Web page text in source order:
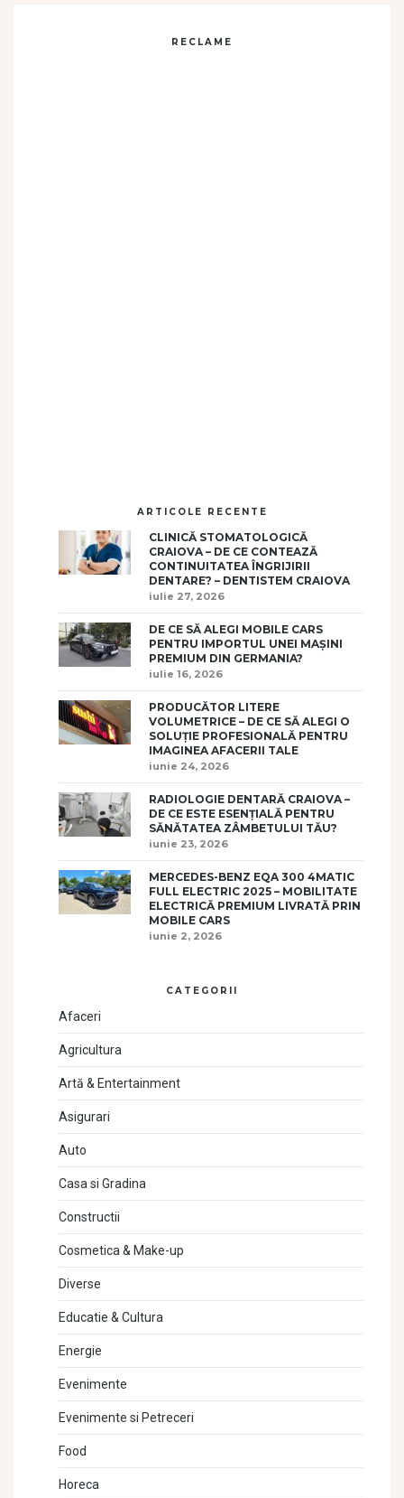
RECLAME
ARTICOLE RECENTE
CLINICĂ STOMATOLOGICĂ
CRAIOVA – DE CE CONTEAZĂ
CONTINUITATEA ÎNGRIJIRII
DENTARE? – DENTISTEM CRAIOVA
iulie 27, 2026
DE CE SĂ ALEGI MOBILE CARS
PENTRU IMPORTUL UNEI MAȘINI
PREMIUM DIN GERMANIA?
iulie 16, 2026
PRODUCĂTOR LITERE
VOLUMETRICE – DE CE SĂ ALEGI O
SOLUȚIE PROFESIONALĂ PENTRU
IMAGINEA AFACERII TALE
iunie 24, 2026
RADIOLOGIE DENTARĂ CRAIOVA –
DE CE ESTE ESENȚIALĂ PENTRU
SĂNĂTATEA ZÂMBETULUI TĂU?
iunie 23, 2026
MERCEDES-BENZ EQA 300 4MATIC
FULL ELECTRIC 2025 – MOBILITATE
ELECTRICĂ PREMIUM LIVRATĂ PRIN
MOBILE CARS
iunie 2, 2026
CATEGORII
Afaceri
Agricultura
Artă & Entertainment
Asigurari
Auto
Casa si Gradina
Constructii
Cosmetica & Make-up
Diverse
Educatie & Cultura
Energie
Evenimente
Evenimente si Petreceri
Food
Horeca